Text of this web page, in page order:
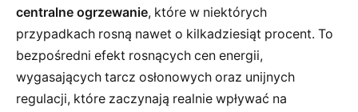
centralne ogrzewanie, które w niektórych
przypadkach rosną nawet o kilkadziesiąt procent. To
bezpośredni efekt rosnących cen energii,
wygasających tarcz osłonowych oraz unijnych
regulacji, które zaczynają realnie wpływać na